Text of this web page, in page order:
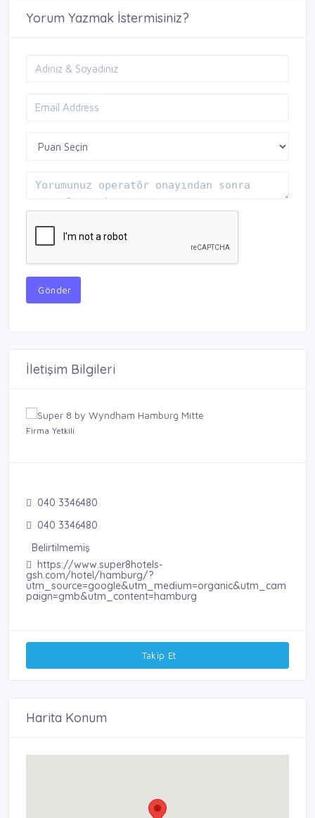
Yorum Yazmak İstermisiniz?
Gönder
İletişim Bilgileri
Firma Yetkili
040 3346480
040 3346480
Belirtilmemiş
https://www.super8hotels-
gsh.com/hotel/hamburg/?
utm_source=google&utm_medium=organic&utm_cam
paign=gmb&utm_content=hamburg
Takip Et
Harita Konum